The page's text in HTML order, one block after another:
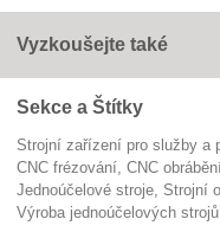
Vyzkoušejte také
Sekce a Štítky
Strojní zařízení pro služby
CNC frézování
CNC
jednoúčelové stroje
strojní
výroba jednoúčelových strojů